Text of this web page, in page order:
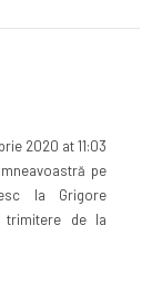
2020 at 11:03
pe
la Grigore
trimitere de la